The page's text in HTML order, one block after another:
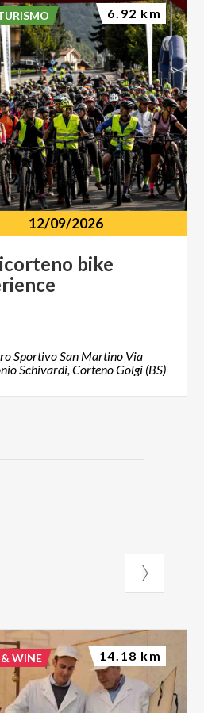
12/09/2026
bike
Sportivo San Martino Via
Schivardi, Corteno Golgi (BS)
6.92 km
WINE 14.18 km